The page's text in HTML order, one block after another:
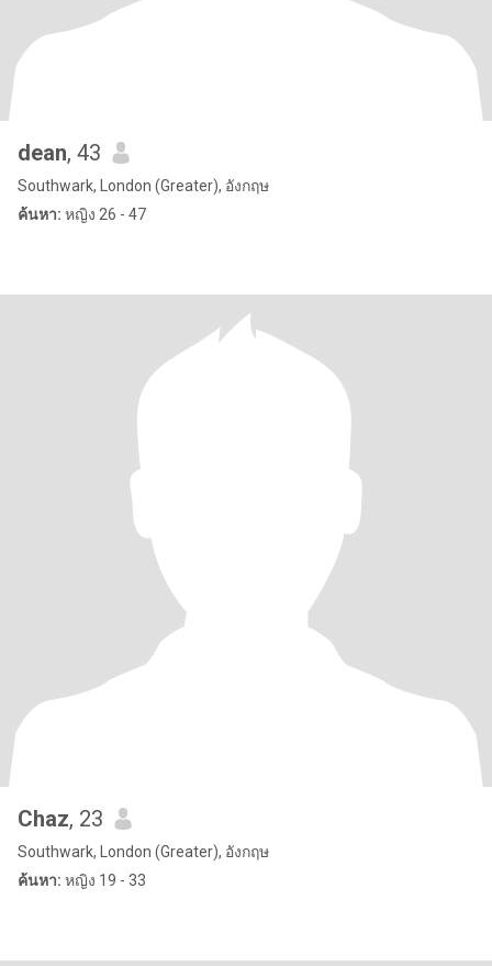
dean, 43
Southwark, London (Greater), อังกฤษ
ค้นหา: หญิง 26 - 47
Chaz, 23
Southwark, London (Greater), อังกฤษ
ค้นหา: หญิง 19 - 33